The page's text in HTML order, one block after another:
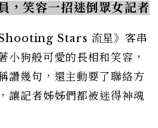
，笑容一招迷倒眾女記者
Stars 流星》客串
小狗般可愛的長相和笑容，
讚幾句，還主動要了聯絡方
讓記者姊姊們都被迷得神魂